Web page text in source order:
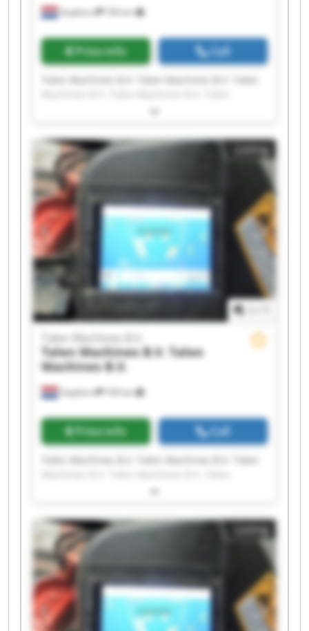
Staphorst 700 km
Price info Call
Talen Machines B.V. Talen Machines B.V. Talen
Machines B.V. Talen Machines B.V. Talen
Machines B.V. Talen Machines B.V. Talen
Machines B.V. Talen Machines B.V. Talen
Machines B.V. Talen Machines B.V. Talen
Machines B.V. Talen Machines B.V. Talen
Machines B.V. Talen Machines B.V. Talen
Machines B.V. Talen Machines B.V.
Listing
Staphorst 700 km
Talen Machines B.V.
Talen Machines B.V. Talen
Machines B.V.
Price info Call
Talen Machines B.V. Talen Machines B.V. Talen
Machines B.V. Talen Machines B.V. Talen
Machines B.V. Talen Machines B.V. Talen
Machines B.V. Talen Machines B.V. Talen
Machines B.V. Talen Machines B.V. Talen
Machines B.V. Talen Machines B.V. Talen
Machines B.V. Talen Machines B.V. Talen
Machines B.V. Talen Machines B.V.
Listing